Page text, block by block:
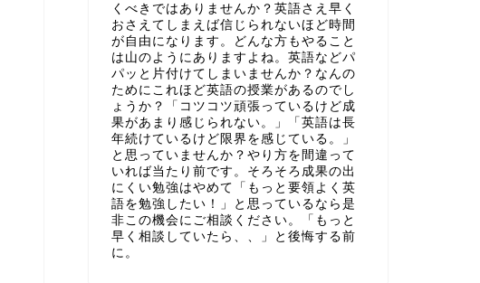
くべきではありませんか？英語さえ早く
おさえてしまえば信じられないほど時間
が自由になります。どんな方もやること
は山のようにありますよね。英語などパ
パッと片付けてしまいませんか？なんの
ためにこれほど英語の授業があるのでし
ょうか？「コツコツ頑張っているけど成
果があまり感じられない。」「英語は長
年続けているけど限界を感じている。」
と思っていませんか？やり方を間違って
いれば当たり前です。そろそろ成果の出
にくい勉強はやめて「もっと要領よく英
語を勉強したい！」と思っているなら是
非この機会にご相談ください。「もっと
早く相談していたら、、」と後悔する前
に。